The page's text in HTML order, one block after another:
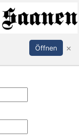
Anmelden
Öffnen ×